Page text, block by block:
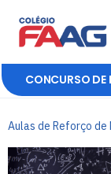
CONCURSO DE
Aulas de Reforço